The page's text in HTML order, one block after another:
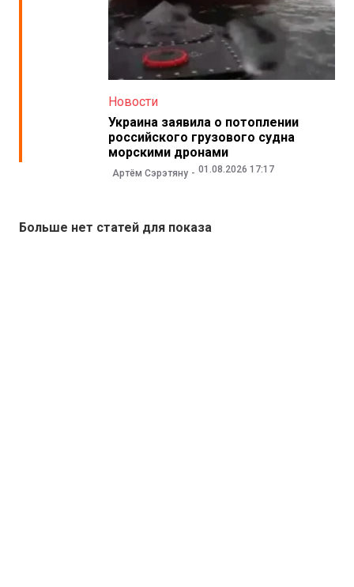
Новости
Украина заявила о потоплении
российского грузового судна
морскими дронами
Артём Сэрэтяну 01.08.2026 17:17
Больше нет статей для показа